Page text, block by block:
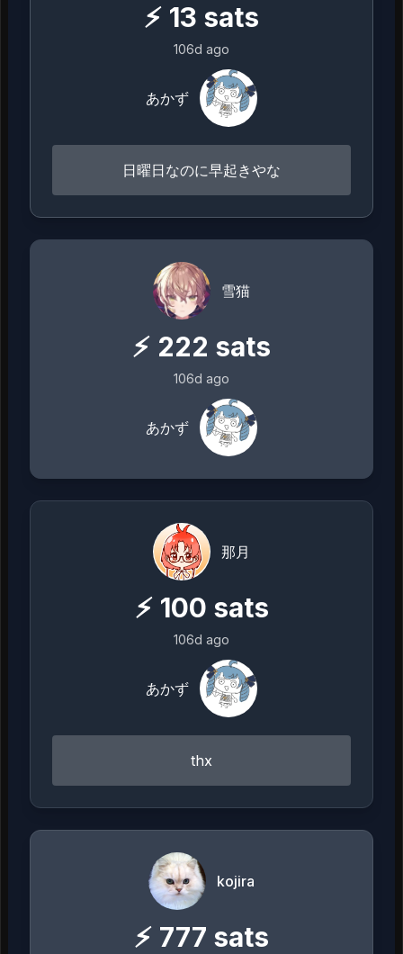
⚡ 13 sats
106d ago
あかず
日曜日なのに早起きやな
雪猫
⚡ 222 sats
106d ago
あかず
那月
⚡ 100 sats
106d ago
あかず
thx
kojira
⚡ 777 sats